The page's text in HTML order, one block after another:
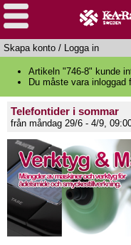
Skapa konto / Logga in
Artikeln "746-8" kunde
Du måste vara
Telefontider i sommar
från måndag 29/6 - 4/9,